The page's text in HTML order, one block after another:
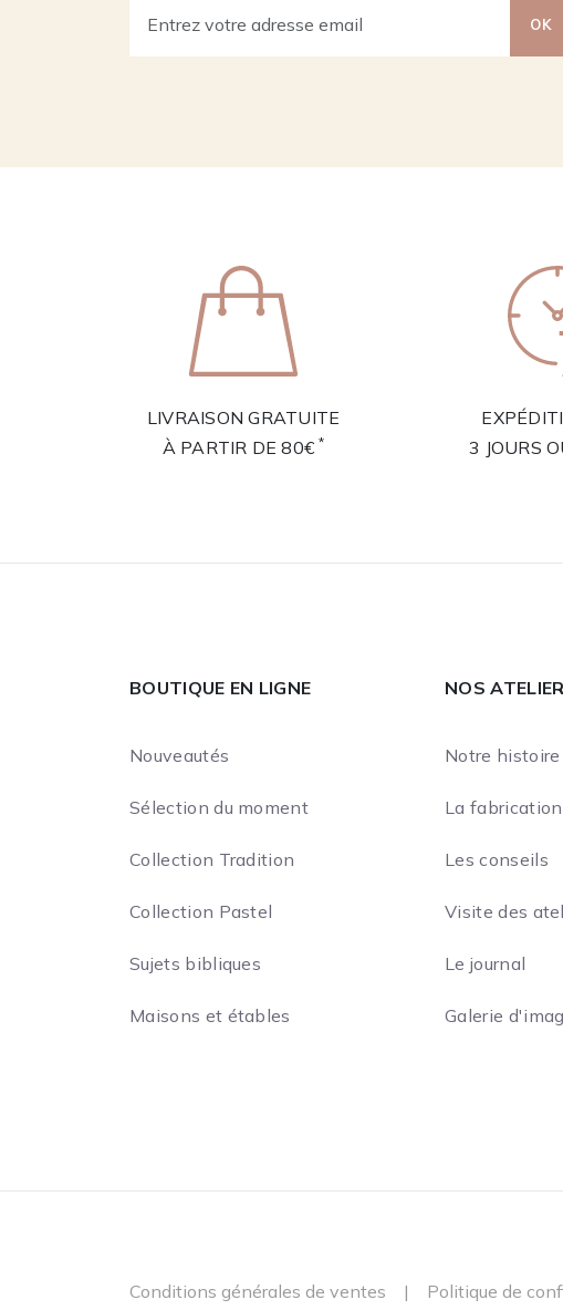
OK
LIVRAISON GRATUITE
À PARTIR DE 80€ *
3 JOURS
BOUTIQUE EN LIGNE
Nouveautés
Sélection du moment
Collection Tradition
Collection Pastel
Sujets bibliques
Maisons et étables
NOS
Notre histoire
La fabrication
Les conseils
Visite des
Le journal
Galerie
Conditions générales de ventes | Politique de